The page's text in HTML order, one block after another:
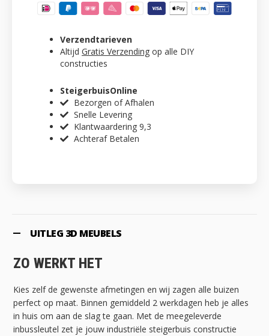
Verzendtarieven
Altijd Gratis Verzending op alle DIY
constructies
SteigerbuisOnline
Bezorgen of Afhalen
Snelle Levering
Klantwaardering 9,3
Achteraf Betalen
UITLEG 3D MEUBELS
ZO WERKT HET
Kies zelf de gewenste afmetingen en wij zagen alle buizen
perfect op maat. Binnen gemiddeld 2 werkdagen heb je alles
in huis om aan de slag te gaan. Met de meegeleverde
inbussleutel zet je jouw industriële steigerbuis constructie